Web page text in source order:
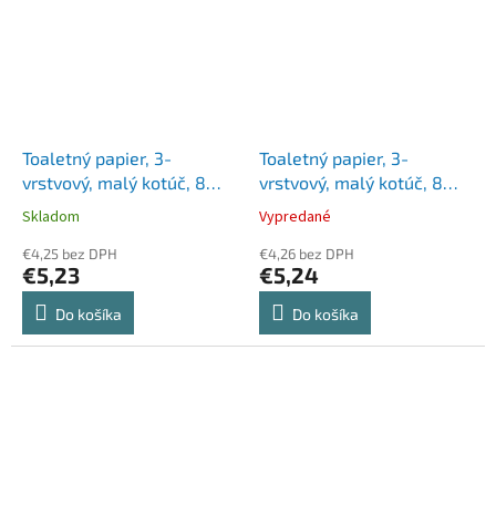
Toaletný papier, 3-
vrstvový, malý kotúč, 8
kotúčov, LUCART "Strong
Skladom
€4,25 bez DPH
€5,23
Do košíka
Toaletný papier, 3-
vrstvový, malý kotúč, 8
kotúčov, TENTO "Balsam
Coconut", biela
Vypredané
€4,26 bez DPH
€5,24
Do košíka